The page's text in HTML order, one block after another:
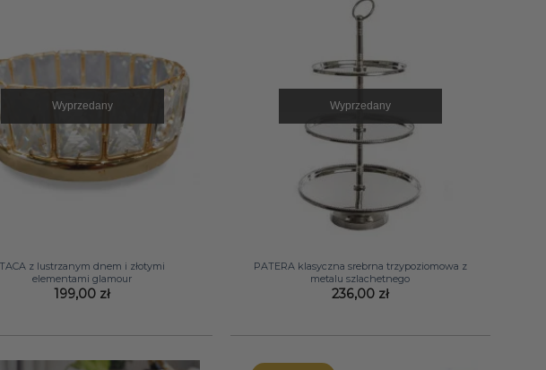
Wyprzedany
TACA z lustrzanym dnem i złotymi
elementami glamour
199,00 zł
Wyprzedany
PATERA klasyczna srebrna trzypoziomowa z
metalu szlachetnego
236,00 zł